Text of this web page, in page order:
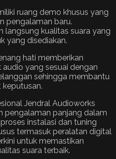
ruang demo khusus yang
pengalaman baru.
langsung kualitas suara yang
yang disediakan.
hati memberikan
yang sesuai dengan
sehingga membantu
Jendral Audioworks
pengalaman panjang dalam
instalasi dan tuning
termasuk peralatan digital
untuk memastikan
suara terbaik.